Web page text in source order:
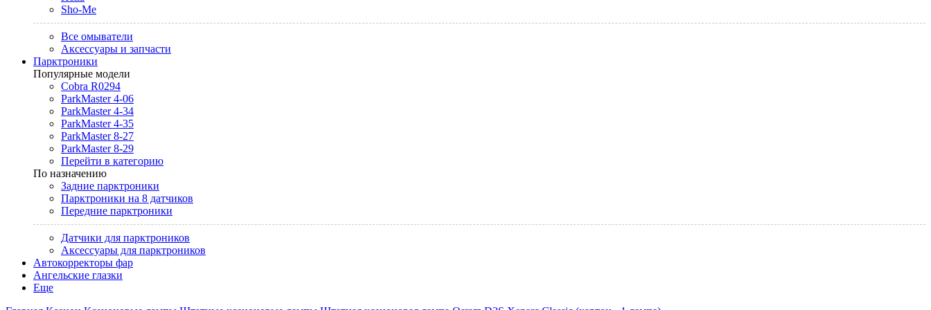
Sho-Me
Все омыватели
Аксессуары и запчасти
Парктроники
Популярные модели
Cobra R0294
ParkMaster 4-06
ParkMaster 4-34
ParkMaster 4-35
ParkMaster 8-27
ParkMaster 8-29
Перейти в категорию
По назначению
Задние парктроники
Парктроники на 8 датчиков
Передние парктроники
Датчики для парктроников
Аксессуары для парктроников
Автокорректоры фар
Ангельские глазки
Еще